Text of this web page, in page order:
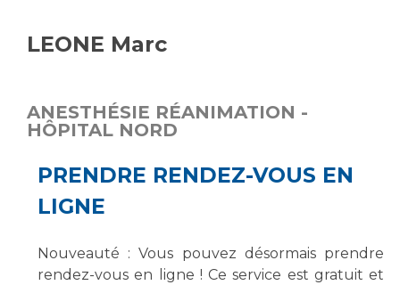
Tarifs
Vous allez être hospitalisé(e)
Vous avez un examen d'imagerie ou de radiologie
Vous avez une analyse à réaliser
Vous venez en consultation
Infos COVID-19
Emploi / formation
Emplois administratifs
Espace Formation
Étudiants hospitaliers
Emplois divers
Emplois socio-éducatifs
LEONE Marc
ANESTHÉSIE RÉANIMATION -
HÔPITAL NORD
PRENDRE RENDEZ-VOUS EN
LIGNE
Nouveauté : Vous pouvez désormais prendre
rendez-vous en ligne ! Ce service est gratuit et